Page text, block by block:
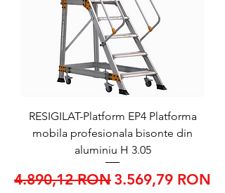
RESIGILAT-Platform EP4 Platforma
mobila profesionala bisonte din
aluminiu H 3.05
Preț normal
4.890,12 RON Preț redus
3.569,79 RON